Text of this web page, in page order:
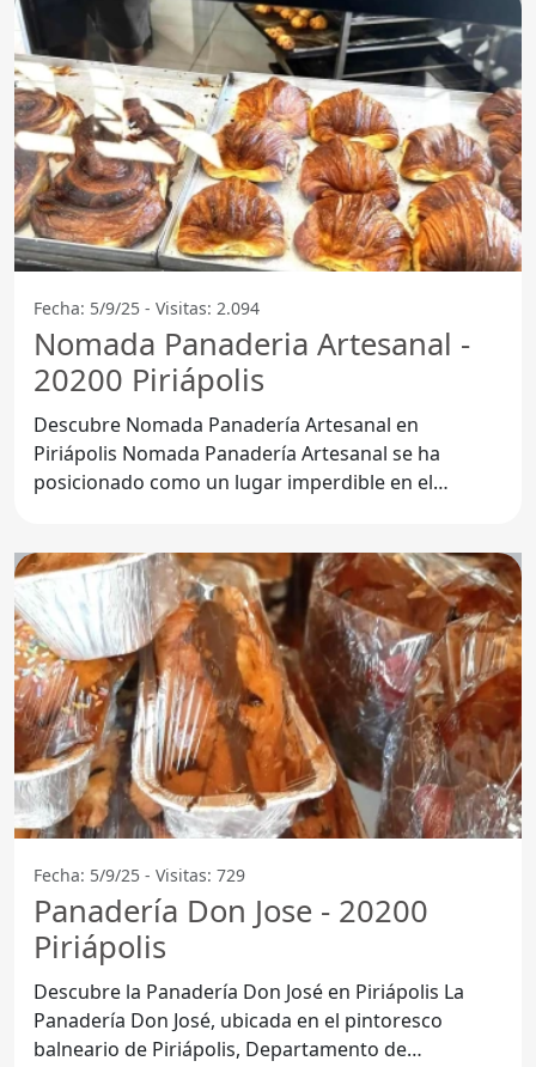
Fecha: 5/9/25 - Visitas: 2.094
Nomada Panaderia Artesanal -
20200 Piriápolis
Descubre Nomada Panadería Artesanal en
Piriápolis Nomada Panadería Artesanal se ha
posicionado como un lugar imperdible en el
Fecha: 5/9/25 - Visitas: 729
Panadería Don Jose - 20200
Piriápolis
Descubre la Panadería Don José en Piriápolis La
Panadería Don José, ubicada en el pintoresco
balneario de Piriápolis, Departamento de